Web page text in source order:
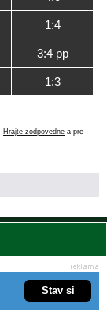
1:4
3:4 pp
1:3
Hrajte zodpovedne a pre
Stav si